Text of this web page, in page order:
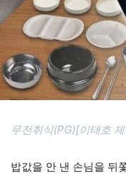
무전취식(PG)[이태호
밥값을 안 낸 손님을 뒤